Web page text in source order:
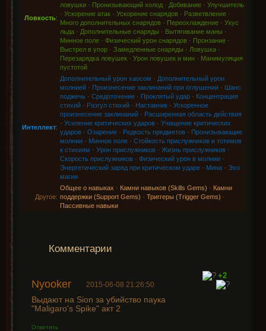
Ловкость:
ловушки· Пронизывающий холод· Добивание· Улучшитель
· Ускорение атак· Ускорение снарядов· Разветвление·
Много дополнительных снарядов· Переохлаждение· Укус
льда· Дополнительные снаряды · Вытягивание маны ·
Минное поле· Физический урон снарядов· Пронзание·
Выстрел в упор· Замедленные снаряды · Ловушка·
Перезарядка ловушек· Урон ловушек и мин· Манимуляция
пустотой
Интеллект:
Дополнительный урон хаосом · Дополнительный урон
молнией· Произнесение заклинаний при оглушении· Шанс
поджечь· Средоточение· Проклятый удар· Концентрация
стихий· Разгул стихий· Наставник· Ускоренное
произнесение заклинаний· Расширенная область действия
· Усиление критических ударов· Учащение критических
ударов· Озарение· Редкость предметов· Пронизывающие
молнии· Минное поле· Стойкость прислужников и тотемов
к стихиям · Урон прислужников· Жизнь прислужников·
Скорость прислужников· Физический урон в молнии·
Энергетический заряд при критическом ударе· Мина· Эхо
магии
Другое:
Общее о навыках · Камни навыков (Skills Gems) · Камни
поддержки (Support Gems) · Триггеры (Trigger Gems) ·
Пассивные навыки
Комментарии
Nyooker 2015-06-08 21:26:50
Выдают на Sion за убийство паука
"Maligaro's Spike" акт 2
Ответить
+2